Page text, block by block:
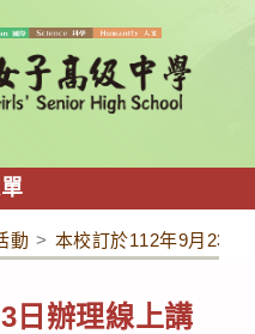
動 > 本校訂於112年9月23日
日辦理線上講